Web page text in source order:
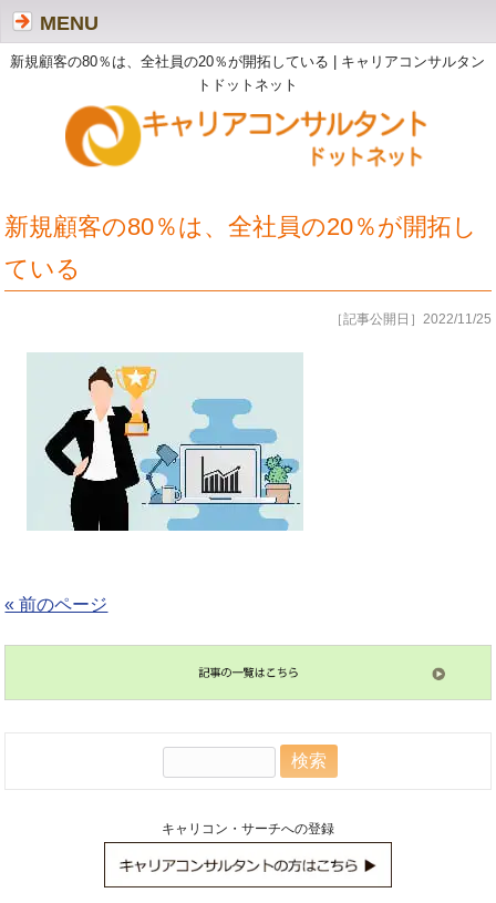
新規顧客の80％は、全社員の20％が開拓している | キャリアコンサルタン
トドットネット
MENU
新規顧客の80％は、全社員の20％が開拓し
ている
［記事公開日］2022/11/25
« 前のページ
キャリコン・サーチへの登録